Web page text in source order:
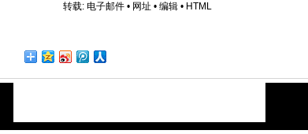
转载: 电子邮件• 网址 • 编辑• HTML